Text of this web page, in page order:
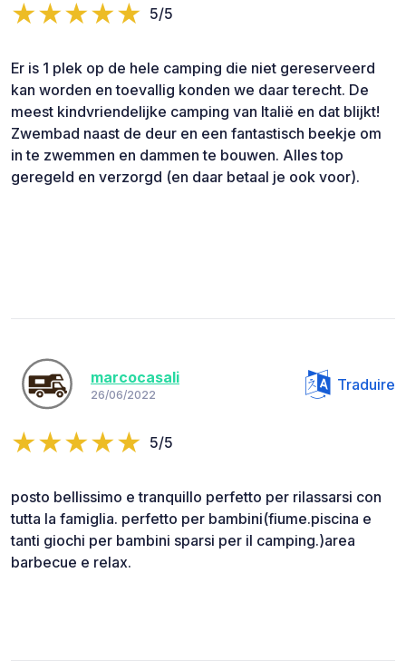
5/5
Er is 1 plek op de hele camping die niet gereserveerd
kan worden en toevallig konden we daar terecht. De
meest kindvriendelijke camping van Italië en dat blijkt!
Zwembad naast de deur en een fantastisch beekje om
in te zwemmen en dammen te bouwen. Alles top
geregeld en verzorgd (en daar betaal je ook voor).
marcocasali
26/06/2022
Traduire
5/5
posto bellissimo e tranquillo perfetto per rilassarsi con
tutta la famiglia. perfetto per bambini(fiume.piscina e
tanti giochi per bambini sparsi per il camping.)area
barbecue e relax.